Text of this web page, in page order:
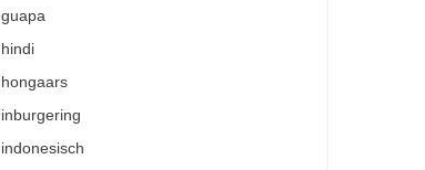
guapa
hindi
hongaars
inburgering
indonesisch